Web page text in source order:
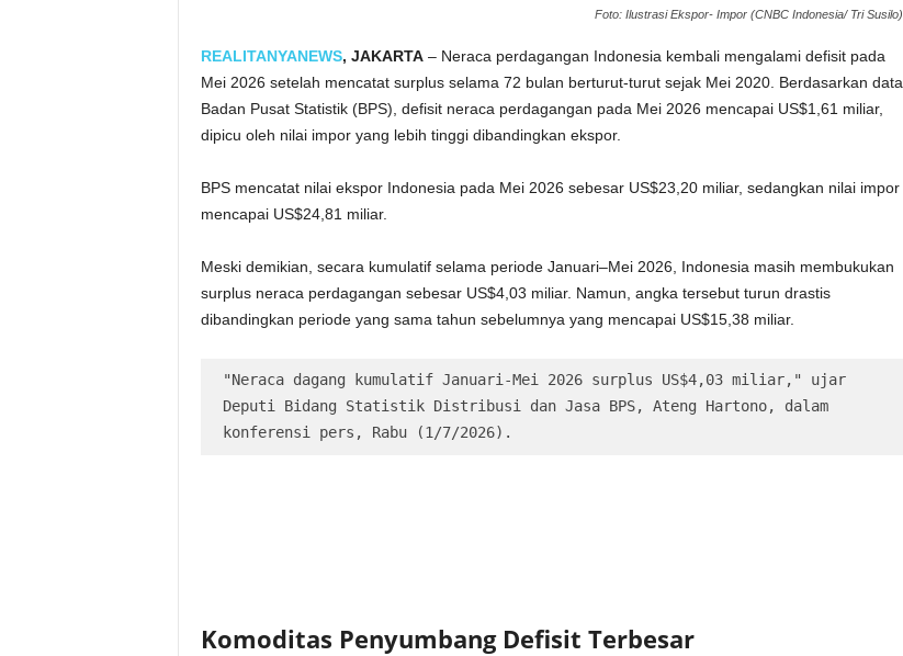
Foto: Ilustrasi Ekspor- Impor (CNBC Indonesia/ Tri Susilo)
REALITANYANEWS, JAKARTA– Neraca perdagangan Indonesia kembali mengalami defisit pada
Mei 2026 setelah mencatat surplus selama 72 bulan berturut-turut sejak Mei 2020. Berdasarkan data
Badan Pusat Statistik (BPS), defisit neraca perdagangan pada Mei 2026 mencapai US$1,61 miliar,
dipicu oleh nilai impor yang lebih tinggi dibandingkan ekspor.
BPS mencatat nilai ekspor Indonesia pada Mei 2026 sebesar US$23,20 miliar, sedangkan nilai impor
mencapai US$24,81 miliar.
Meski demikian, secara kumulatif selama periode Januari–Mei 2026, Indonesia masih membukukan
surplus neraca perdagangan sebesar US$4,03 miliar. Namun, angka tersebut turun drastis
dibandingkan periode yang sama tahun sebelumnya yang mencapai US$15,38 miliar.
"Neraca dagang kumulatif Januari-Mei 2026 surplus US$4,03 miliar," ujar
Deputi Bidang Statistik Distribusi dan Jasa BPS, Ateng Hartono, dalam
konferensi pers, Rabu (1/7/2026).
Komoditas Penyumbang Defisit Terbesar